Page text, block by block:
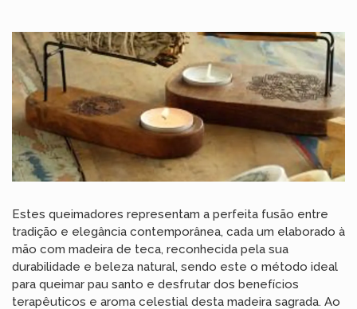
Estes queimadores representam a perfeita fusão entre
tradição e elegância contemporânea, cada um elaborado à
mão com madeira de teca, reconhecida pela sua
durabilidade e beleza natural, sendo este o método ideal
para queimar pau santo e desfrutar dos benefícios
terapêuticos e aroma celestial desta madeira sagrada. Ao